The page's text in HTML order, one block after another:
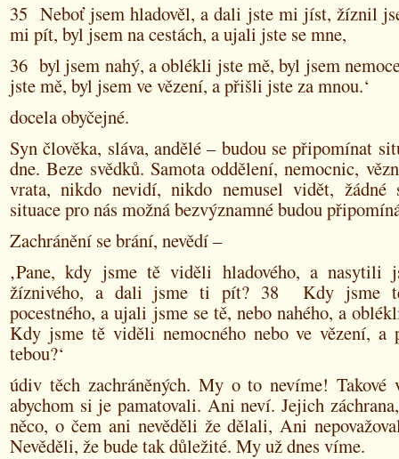
35 Neboť jsem hladověl, a dali jste mi jíst, žíznil
mi pít, byl jsem na cestách, a ujali jste se mne,
36 byl jsem nahý, a oblékli jste mě, byl jsem
jste mě, byl jsem ve vězení, a přišli jste za mnou.‘
docela obyčejné.
Syn člověka, sláva, andělé – budou se připomínat
dne. Beze svědků. Samota oddělení, nemocnic,
vrata, nikdo nevidí, nikdo nemusel vidět, žádné
situace pro nás možná bezvýznamné budou
Zachránění se brání, nevědí –
‚Pane, kdy jsme tě viděli hladového, a nasytili
žíznivého, a dali jsme ti pít? 38 Kdy jsme
pocestného, a ujali jsme se tě, nebo nahého, a
Kdy jsme tě viděli nemocného nebo ve vězení, a
tebou?‘
údiv těch zachráněných. My o to nevíme! Takové
abychom si je pamatovali. Ani neví. Jejich
něco, o čem ani nevěděli že dělali, Ani
Nevěděli, že bude tak důležité. My už dnes víme.